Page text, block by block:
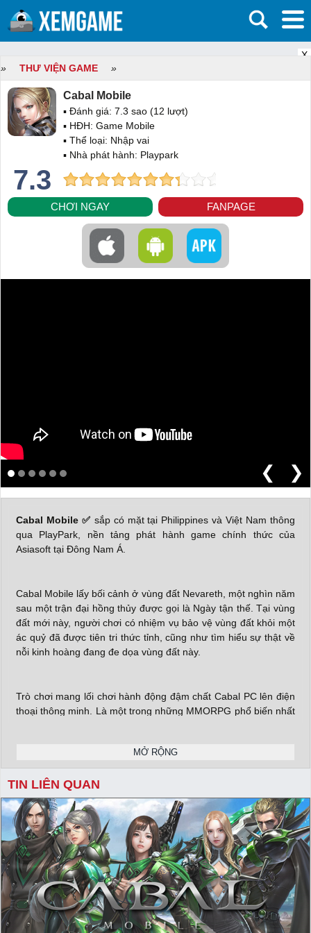
X
»
THƯ VIỆN GAME »
Cabal Mobile
▪ Đánh giá: 7.3 sao (12 lượt)
▪ HĐH: Game Mobile
▪ Thể loại: Nhập vai
▪ Nhà phát hành: Playpark
7.3
CHƠI NGAY FANPAGE
❮ ❯
Cabal Mobile ✅ sắp có mặt tại Philippines và Việt Nam thông
qua PlayPark, nền tảng phát hành game chính thức của
Asiasoft tại Đông Nam Á.
Cabal Mobile lấy bối cảnh ở vùng đất Nevareth, một nghìn năm
sau một trận đại hồng thủy được gọi là Ngày tận thế. Tại vùng
đất mới này, người chơi có nhiệm vụ bảo vệ vùng đất khỏi một
ác quỷ đã được tiên tri thức tỉnh, cũng như tìm hiểu sự thật về
nỗi kinh hoàng đang đe dọa vùng đất này.
Trò chơi mang lối chơi hành động đậm chất Cabal PC lên điện
thoại thông minh. Là một trong những MMORPG phổ biến nhất
mẽ. Với sự ra mắt sắp tới của Cabal Mobile, người hâm mộ
cũng như người chơi mới sẽ có thể mang đến sự phấn khích
khi di chuyển mọi lúc, mọi nơi.
X
MỞ RỘNG
TIN LIÊN QUAN